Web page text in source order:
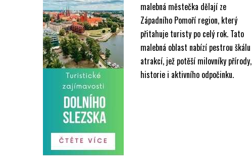
malebná městečka dělají ze
Západního Pomoří region, který
přitahuje turisty po celý rok. Tato
malebná oblast nabízí pestrou škálu
atrakcí, jež potěší milovníky přírody,
historie i aktivního odpočinku.